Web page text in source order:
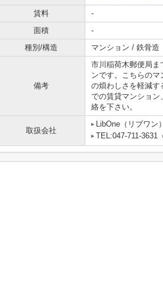
賃料 -
面積
-
種別/構造
マンション / 鉄骨造
備考
市川稲荷木郵便局ま
ンです。こちらの
の煩わしさを軽減す
での賃貸マンション
絡を下さい。
取扱会社
LibOne（リブワン
TEL:047-711-3631